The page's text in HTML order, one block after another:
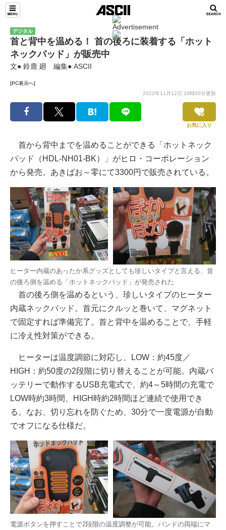
デジタル
首と背中を温める！ 首の後ろに装着する「ホット
ネックパッド」が販売中
文● 鈴鹿 廻 編集● ASCII
[PC表示へ]
2022年11月12日 10時00分更新
お気に入り
首から背中までを温めることができる「ホットネック
パッド（HDL-NH01-BK）」がヒロ・コーポレーション
から発売。あきばお～零にて3300円で販売されている。
ヒーター内蔵のあったか系グッズとしても珍しいタイプと言える、首
の後ろ側を温める「ホットネックパッド」が発売された
首の後ろ側を温めるという、珍しいタイプのヒーター
内蔵ネックパッド。首元にクルッと巻いて、マグネット
で固定すれば準備完了。首と背中を温めることで、手軽
に冷え性対策ができる。
ヒーターは温度調節に対応し、LOW：約45度／
HIGH：約50度の2段階に切り替えることが可能。内蔵バ
ッテリーで動作するUSB充電式で、約4～5時間の充電で
LOW時約3時間、HIGH時約2時間ほど連続で使用でき
る。なお、切り忘れを防ぐため、30分で一度電源が自動
でオフになる仕様だ。
電源ボタンを押すことで2段階の温度調整が可能。バンドの両端にマ